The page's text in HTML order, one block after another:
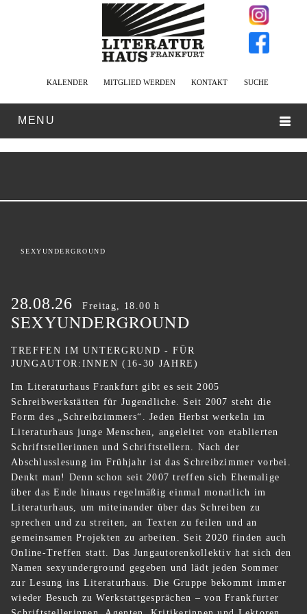
KALENDER MITGLIED WERDEN KONTAKT SUCHE
MENU
SEXYUNDERGROUND
28.08.26 Freitag, 18.00 h
SEXYUNDERGROUND
TREFFEN IM UNTERGRUND - FÜR
JUNGAUTOR:INNEN (16-30 JAHRE)
Im Literaturhaus Frankfurt gibt es seit 2005
Schreibwerkstätten für Jugendliche. Seit 2007 steht die
Form des „Schreibzimmers“. Jeden Herbst werkeln im
Literaturhaus junge Menschen, angeleitet von etablierten
Schriftstellerinnen und Schriftstellern. Nach der
Abschlusslesung im Frühjahr ist das Schreibzimmer vorbei.
Denkt man! Denn schon seit 2007 treffen sich Ehemalige
über das Ende hinaus regelmäßig einmal monatlich im
Literaturhaus, um miteinander über das Schreiben zu
sprechen und zu streiten, an Texten zu feilen und an
gemeinsamen Projekten zu arbeiten. Seit 2020 finden auch
Online-Treffen statt. Das Jungautorenkollektiv hat sich den
Namen sexyunderground gegeben und lädt jeden Sommer
zur Lesung ins Literaturhaus. Die Gruppe bekommt immer
wieder Besuch zu Werkstattgesprächen – von Frankfurter